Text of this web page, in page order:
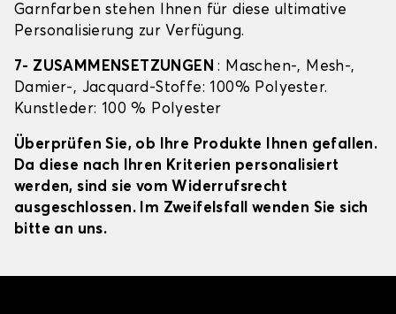
Garnfarben stehen Ihnen für diese ultimative
Personalisierung zur Verfügung.
7- ZUSAMMENSETZUNGEN: Maschen-, Mesh-,
Damier-, Jacquard-Stoffe: 100% Polyester.
Kunstleder: 100 % Polyester
Überprüfen Sie, ob Ihre Produkte Ihnen gefallen.
Da diese nach Ihren Kriterien personalisiert
werden, sind sie vom Widerrufsrecht
ausgeschlossen. Im Zweifelsfall wenden Sie sich
bitte an uns.